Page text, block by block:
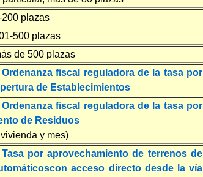
plazas
500 plazas
de 500 plazas
fiscal reguladora de la tasa por
de Establecimientos
fiscal reguladora de la tasa por
de Residuos
y mes)
por aprovechamiento de terrenos de
acceso directo desde la vía